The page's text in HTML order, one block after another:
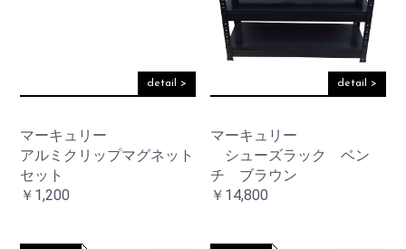
detail >
マーキュリー
アルミクリップマグネット
セット
￥1,200
detail >
マーキュリー
シューズラック ベン
チ ブラウン
￥14,800